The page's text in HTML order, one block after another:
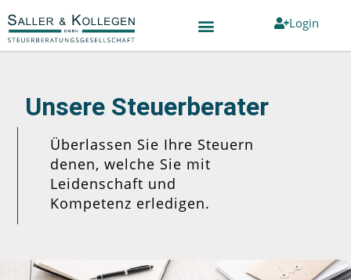
Login
Unsere Steuerberater
Überlassen Sie Ihre Steuern
denen, welche Sie mit
Leidenschaft und
Kompetenz erledigen.